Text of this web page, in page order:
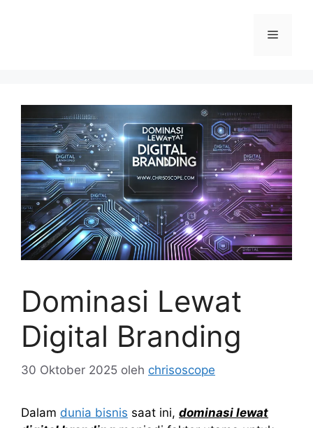
Menu
Dominasi Lewat
Digital Branding
30 Oktober 2025 oleh chrisoscope
Dalam dunia bisnis saat ini, dominasi lewat